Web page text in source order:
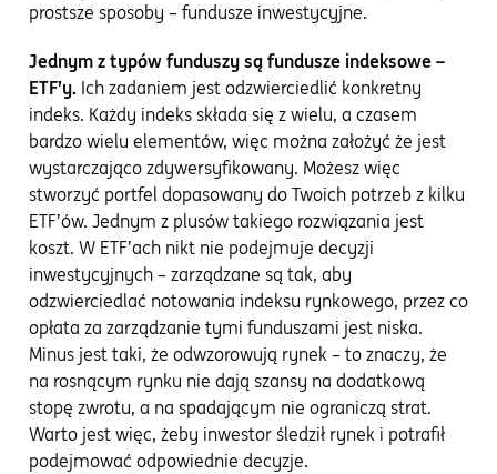
prostsze sposoby – fundusze inwestycyjne.
Jednym z typów funduszy są fundusze indeksowe –
ETF’y. Ich zadaniem jest odzwierciedlić konkretny
indeks. Każdy indeks składa się z wielu, a czasem
bardzo wielu elementów, więc można założyć że jest
wystarczająco zdywersyfikowany. Możesz więc
stworzyć portfel dopasowany do Twoich potrzeb z kilku
ETF’ów. Jednym z plusów takiego rozwiązania jest
koszt. W ETF’ach nikt nie podejmuje decyzji
inwestycyjnych – zarządzane są tak, aby
odzwierciedlać notowania indeksu rynkowego, przez co
opłata za zarządzanie tymi funduszami jest niska.
Minus jest taki, że odwzorowują rynek – to znaczy, że
na rosnącym rynku nie dają szansy na dodatkową
stopę zwrotu, a na spadającym nie ograniczą strat.
Warto jest więc, żeby inwestor śledził rynek i potrafił
podejmować odpowiednie decyzje.